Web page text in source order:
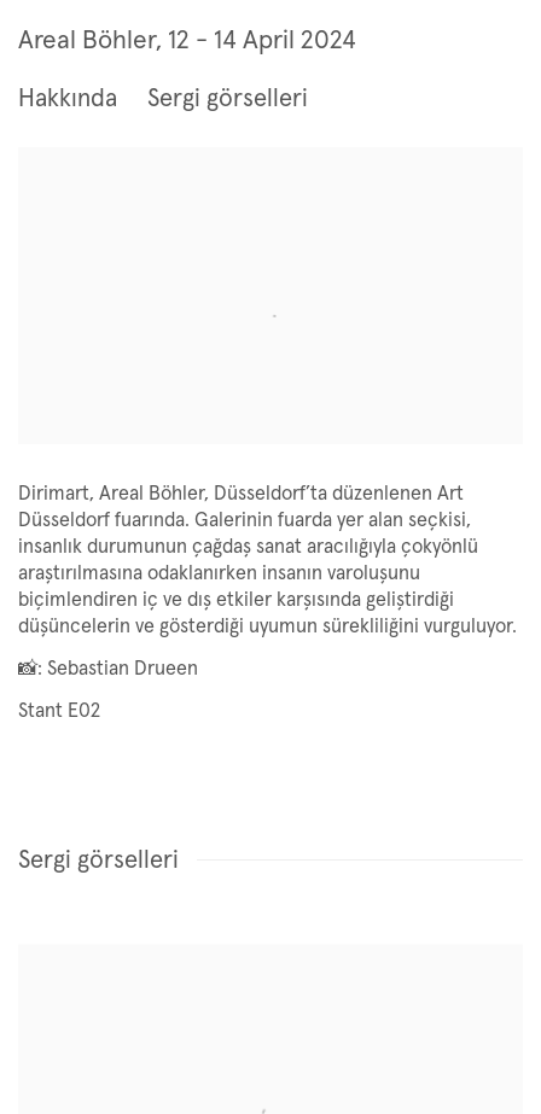
Art Düsseldorf 2024
Areal Böhler, 12 - 14 April 2024
Hakkında Sergi görselleri
Dirimart, Areal Böhler, Düsseldorf’ta düzenlenen Art
Düsseldorf fuarında. Galerinin fuarda yer alan seçkisi,
insanlık durumunun çağdaş sanat aracılığıyla çokyönlü
araştırılmasına odaklanırken insanın varoluşunu
biçimlendiren iç ve dış etkiler karşısında geliştirdiği
düşüncelerin ve gösterdiği uyumun sürekliliğini vurguluyor.
📸: Sebastian Drueen
Stant E02
Sergi görselleri